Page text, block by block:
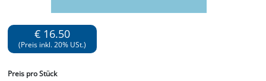
€ 16.50
(Preis inkl. 20% USt.)
Preis pro Stück